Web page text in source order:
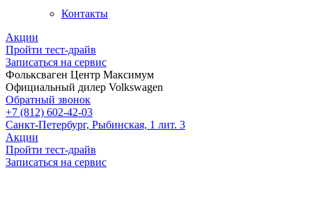
Контакты
Акции
Пройти тест-драйв
Записаться на сервис
Фольксваген Центр Максимум
Официальный дилер Volkswagen
Обратный звонок
+7 (812) 602-42-03
Санкт-Петербург, Рыбинская, 1 лит. 3
Акции
Пройти тест-драйв
Записаться на сервис